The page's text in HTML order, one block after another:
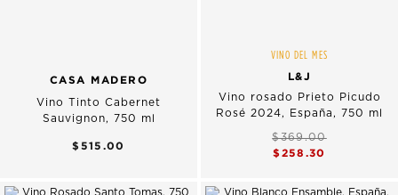
CASA MADERO
Vino Tinto Cabernet
Sauvignon, 750 ml
$515.00
VINO DEL MES
L&J
Vino rosado Prieto Picudo
Rosé 2024, España, 750 ml
$369.00
$258.30